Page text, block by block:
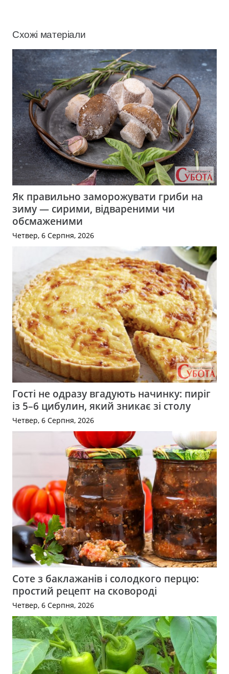
Схожі матеріали
Як правильно заморожувати гриби на
зиму — сирими, відвареними чи
обсмаженими
Четвер, 6 Серпня, 2026
Гості не одразу вгадують начинку: пиріг
із 5–6 цибулин, який зникає зі столу
Четвер, 6 Серпня, 2026
Соте з баклажанів і солодкого перцю:
простий рецепт на сковороді
Четвер, 6 Серпня, 2026